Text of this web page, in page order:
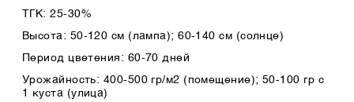
ТГК: 25-30%
Высота: 50-120 см (лампа); 60-140 см (солнце)
Период цветения: 60-70 дней
Урожайность: 400-500 гр/м2 (помещение); 50-100 гр с
1 куста (улица)